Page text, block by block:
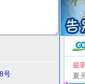
号
最
夏